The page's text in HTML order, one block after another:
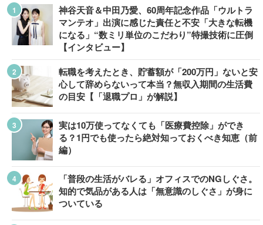
神谷天音＆中田乃愛、60周年記念作品「ウルトラ
マンテオ」出演に感じた責任と不安「大きな転機
になる」“数ミリ単位のこだわり”特撮技術に圧倒
【インタビュー】
転職を考えたとき、貯蓄額が「200万円」ないと安
心して辞めらないって本当？無収入期間の生活費
の目安【「退職プロ」が解説】
実は10万使ってなくても「医療費控除」ができ
る？1円でも使ったら絶対知っておくべき知恵（前
編）
「普段の生活がバレる」オフィスでのNGしぐさ。
知的で気品がある人は「無意識のしぐさ」が身に
ついている